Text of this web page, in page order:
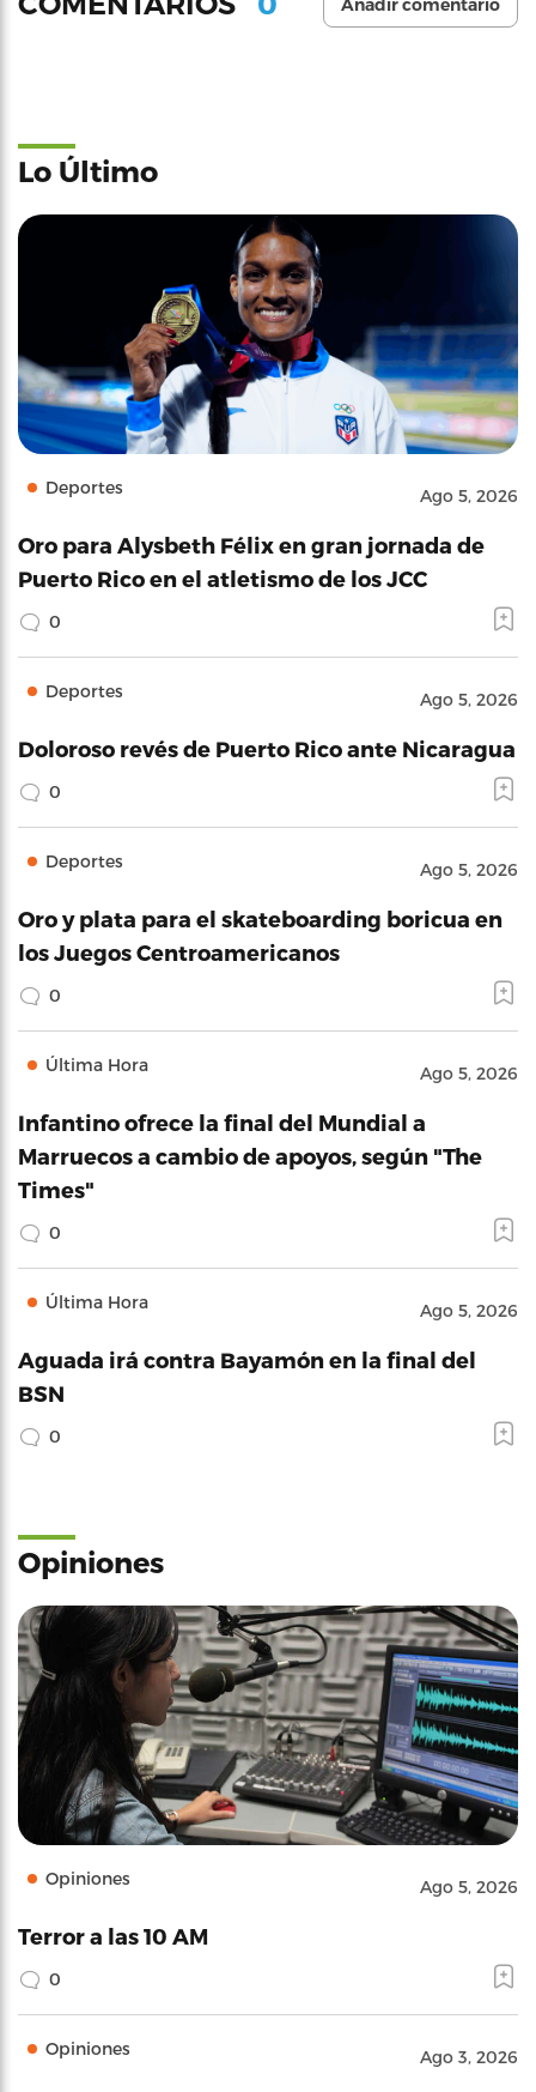
Añadir comentario
Lo Último
Deportes Ago 5, 2026
Oro para Alysbeth Félix en gran jornada de
Puerto Rico en el atletismo de los JCC
0
Deportes Ago 5, 2026
Doloroso revés de Puerto Rico ante Nicaragua
0
Deportes Ago 5, 2026
Oro y plata para el skateboarding boricua en
los Juegos Centroamericanos
0
Última Hora Ago 5, 2026
Infantino ofrece la final del Mundial a
Marruecos a cambio de apoyos, según "The
Times"
0
Última Hora Ago 5, 2026
Aguada irá contra Bayamón en la final del
BSN
0
Opiniones
Opiniones Ago 5, 2026
Terror a las 10 AM
0
Opiniones Ago 3, 2026